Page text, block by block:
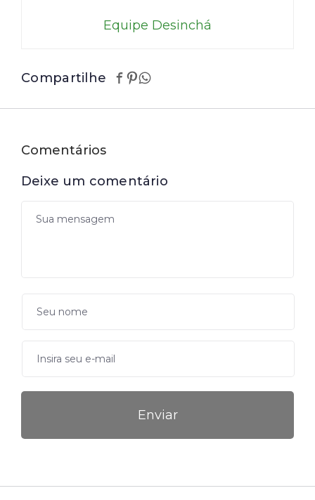
Equipe Desinchá
Compartilhe
Comentários
Deixe um comentário